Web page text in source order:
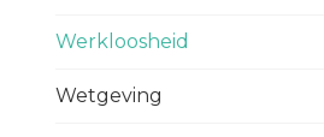
Werkloosheid
Wetgeving